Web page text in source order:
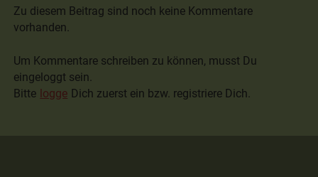
Zu diesem Beitrag sind noch keine Kommentare
vorhanden.
Um Kommentare schreiben zu können, musst Du
eingeloggt sein.
Bitte logge Dich zuerst ein bzw. registriere Dich.